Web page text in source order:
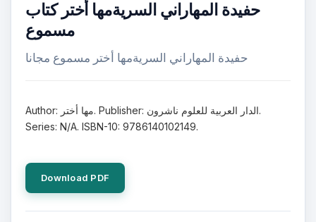
حفيدة المهاراني السريةمها أختر كتاب
مسموع
حفيدة المهاراني السريةمها أختر مسموع مجانا
Author: مها أختر. Publisher: الدار العربية للعلوم ناشرون.
Series: N/A. ISBN-10: 9786140102149.
Download PDF